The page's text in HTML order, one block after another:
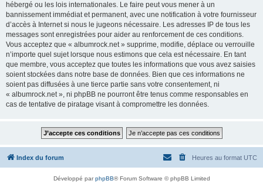
hébergé ou les lois internationales. Le faire peut vous mener à un
bannissement immédiat et permanent, avec une notification à votre fournisseur
d’accès à Internet si nous le jugeons nécessaire. Les adresses IP de tous les
messages sont enregistrées pour aider au renforcement de ces conditions.
Vous acceptez que « albumrock.net » supprime, modifie, déplace ou verrouille
n’importe quel sujet lorsque nous estimons que cela est nécessaire. En tant
que membre, vous acceptez que toutes les informations que vous avez saisies
soient stockées dans notre base de données. Bien que ces informations ne
soient pas diffusées à une tierce partie sans votre consentement, ni
« albumrock.net », ni phpBB ne pourront être tenus comme responsables en
cas de tentative de piratage visant à compromettre les données.
Index du forum Heures au format UTC
Développé parphpBB® Forum Software © phpBB Limited